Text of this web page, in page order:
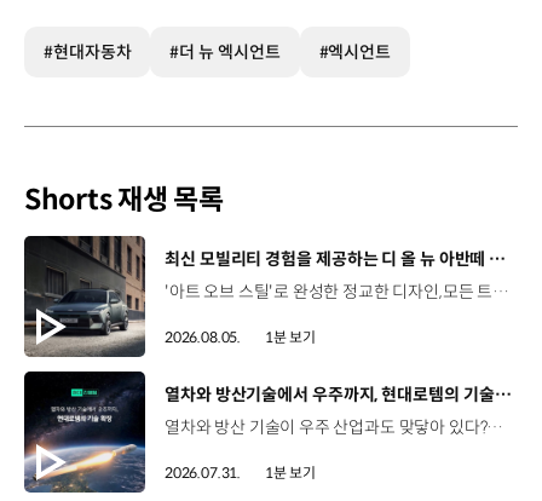
#현대자동차 #더 뉴 엑시언트 #엑시언트
Shorts 재생 목록
[동영상]
최신 모빌리티 경험을 제공하는 디 올 뉴 아반떼 계약 개시
'아트 오브 스틸'로 완성한 정교한 디자인,모든 트림에 적용된 플레오스 커넥트와 최신 안전·편의 사양까지. 차급 이상의 가치를 담은디 올 뉴 아반떼가 계약을 시작했습니다. #현대자동차 #디올뉴아반떼 #아반떼 #플레오스커넥트 #GleoAI #준중형세단 #세단
2026.08.05. 1분 보기
[동영상]
열차와 방산기술에서 우주까지, 현대로템의 기술 확장
열차와 방산 기술이 우주 산업과도 맞닿아 있다?항공 우주 분야에도 발을 담고 있는 현대로템 현대진행형 팟캐스트 EP.20에서 확인하세요.📻 #현대자동차그룹 #현대진행형 #모빌리티팟캐스트 #현대로템 #하늘길 #스카이모빌리티 #우주 #우주항공 #자율주행 #모빌리티
2026.07.31. 1분 보기